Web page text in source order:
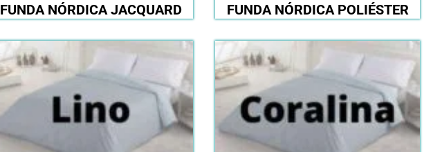
FUNDA NÓRDICA JACQUARD FUNDA NÓRDICA POLIÉSTER